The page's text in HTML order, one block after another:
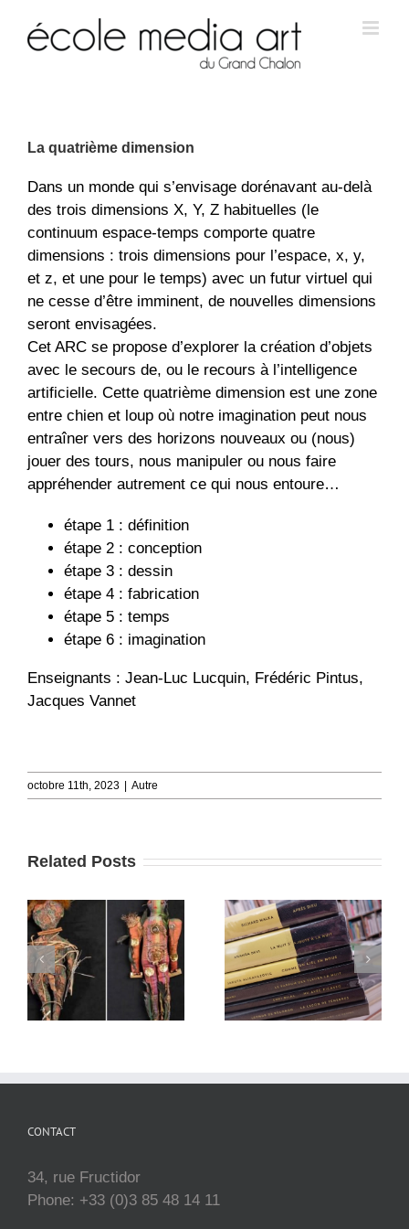
La quatrième dimension
Dans un monde qui s’envisage dorénavant au-delà
des trois dimensions X, Y, Z habituelles (le
continuum espace-temps comporte quatre
dimensions : trois dimensions pour l’espace, x, y,
et z, et une pour le temps) avec un futur virtuel qui
ne cesse d’être imminent, de nouvelles dimensions
seront envisagées.
Cet ARC se propose d’explorer la création d’objets
avec le secours de, ou le recours à l’intelligence
artificielle. Cette quatrième dimension est une zone
entre chien et loup où notre imagination peut nous
entraîner vers des horizons nouveaux ou (nous)
jouer des tours, nous manipuler ou nous faire
appréhender autrement ce qui nous entoure…
étape 1 : définition
étape 2 : conception
étape 3 : dessin
étape 4 : fabrication
étape 5 : temps
étape 6 : imagination
Enseignants : Jean-Luc Lucquin, Frédéric Pintus,
Jacques Vannet
octobre 11th, 2023 | Autre
Related Posts
JUILLET 2026 | UNE
BALADE LITTÉRAIRE
EN HISTOIRE DE
L’ART
CONTACT
34, rue Fructidor
Phone: +33 (0)3 85 48 14 11